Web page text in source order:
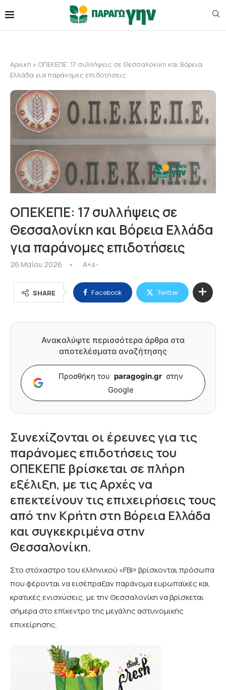
Αρχική » ΟΠΕΚΕΠΕ: 17 συλλήψεις σε Θεσσαλονίκη και Βόρεια
Ελλάδα για παράνομες επιδοτήσεις
ΟΠΕΚΕΠΕ: 17 συλλήψεις σε
Θεσσαλονίκη και Βόρεια Ελλάδα
για παράνομες επιδοτήσεις
26 Μαΐου 2026 A+A-
SHARE Facebook Twitter
Ανακαλύψτε περισσότερα άρθρα στα
αποτελέσματα αναζήτησης
Προσθήκη του paragogin.gr στην
Google
Συνεχίζονται οι έρευνες για τις
παράνομες επιδοτήσεις του
ΟΠΕΚΕΠΕ βρίσκεται σε πλήρη
εξέλιξη, με τις Αρχές να
επεκτείνουν τις επιχειρήσεις τους
από την Κρήτη στη Βόρεια Ελλάδα
και συγκεκριμένα στην
Θεσσαλονίκη.
Στο στόχαστρο του ελληνικού «FBI» βρίσκονται πρόσωπα
που φέρονται να εισέπραξαν παράνομα ευρωπαϊκές και
κρατικές ενισχύσεις, με την Θεσσαλονίκη να βρίσκεται
σήμερα στο επίκεντρο της μεγάλης αστυνομικής
επιχείρησης.